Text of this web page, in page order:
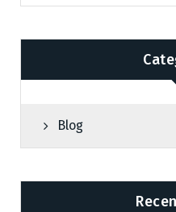
Blog